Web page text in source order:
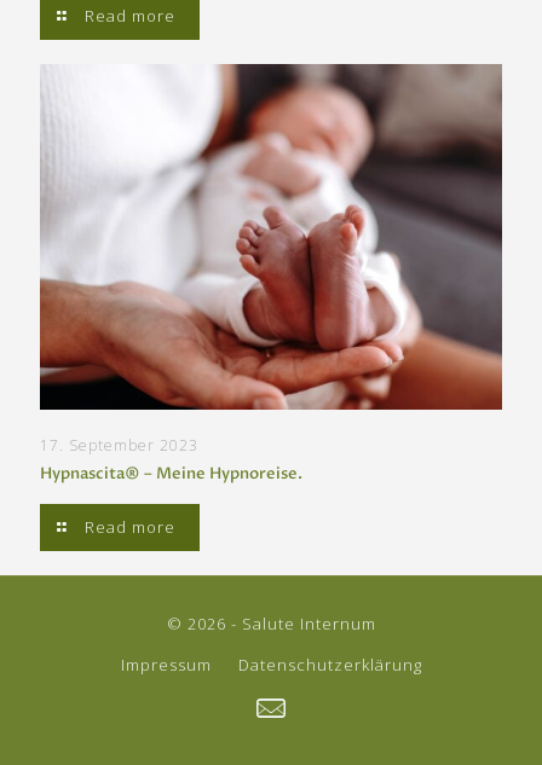
Read more
17. September 2023
Hypnascita® – Meine Hypnoreise.
Read more
© 2026 - Salute Internum
Impressum
Datenschutzerklärung